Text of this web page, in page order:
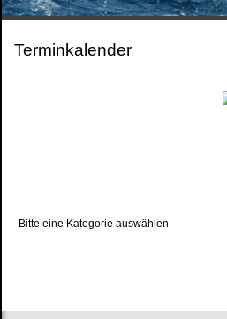
Terminkalender
Bitte eine Kategorie auswählen